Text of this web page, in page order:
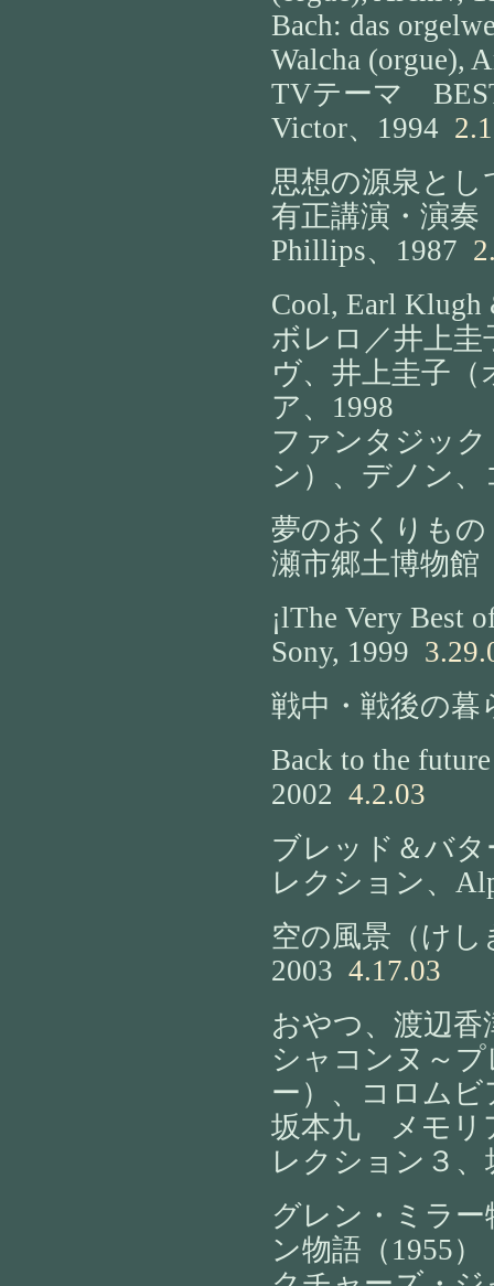
Bach: das
Walcha (orgue),
TVテーマ
Victor、1994
思想の源泉と
有正講演・演奏
Phillips、1987
Cool, Earl Klugh
ボレロ／井上
ヴ、井上圭子
ア、1998
ファンタジッ
ン）、デノン
夢のおくりも
瀬市郷土博物館
¡lThe Very Best
Sony, 1999
戦中・戦後の
Back to the
2002 4.2.03
ブレッド＆バ
レクション、
空の風景（け
2003 4.17.03
おやつ、渡辺香
シャコンヌ～
ー）、コロムビ
坂本九 メモリ
レクション３
グレン・ミラ
ン物語（1955